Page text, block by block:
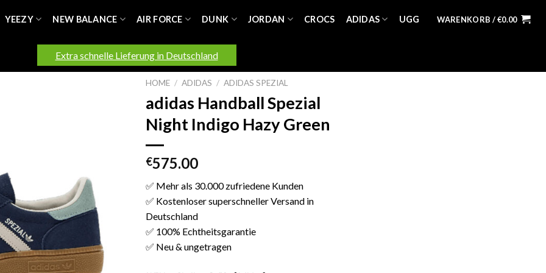
YEEZY NEW BALANCE AIR FORCE DUNK JORDAN CROCS ADIDAS UGG WARENKORB /€0.00
Extra schnelle Lieferung in Deutschland
HOME / ADIDAS / ADIDAS SPEZIAL
adidas Handball Spezial
Night Indigo Hazy Green
€575.00
✅ Mehr als 30.000 zufriedene Kunden
✅ Kostenloser superschneller Versand in
Deutschland
✅ 100% Echtheitsgarantie
✅ Neu & ungetragen